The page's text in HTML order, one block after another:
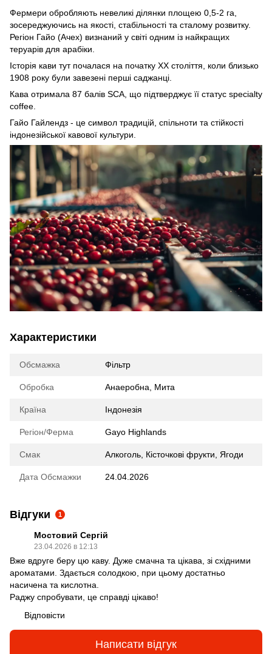
Фермери обробляють невеликі ділянки площею 0,5-2 га,
зосереджуючись на якості, стабільності та сталому розвитку.
Регіон Гайо (Ачех) визнаний у світі одним із найкращих
теруарів для арабіки.
Історія кави тут почалася на початку ХХ століття, коли близько
1908 року були завезені перші саджанці.
Кава отримала 87 балів SCA, що підтверджує її статус specialty
coffee.
Гайо Гайлендз - це символ традицій, спільноти та стійкості
індонезійської кавової культури.
Характеристики
Обсмажка Фільтр
Обробка Анаеробна, Мита
Країна Індонезія
Регіон/Ферма Gayo Highlands
Смак Алкоголь, Кісточкові фрукти, Ягоди
Дата Обсмажки 24.04.2026
Відгуки 1
Мостовий Сергій
23.04.2026 в 12:13
Вже вдруге беру цю каву. Дуже смачна та цікава, зі східними
ароматами. Здається солодкою, при цьому достатньо
насичена та кислотна.
Раджу спробувати, це справді цікаво!
Відповісти
Написати відгук